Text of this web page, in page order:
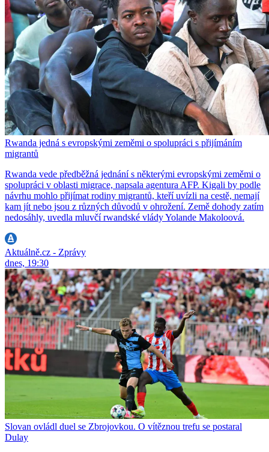
Rwanda jedná s evropskými zeměmi o spolupráci s přijímáním
migrantů
Rwanda vede předběžná jednání s některými evropskými zeměmi o
spolupráci v oblasti migrace, napsala agentura AFP. Kigali by podle
návrhu mohlo přijímat rodiny migrantů, kteří uvízli na cestě, nemají
kam jít nebo jsou z různých důvodů v ohrožení. Země dohody zatím
nedosáhly, uvedla mluvčí rwandské vlády Yolande Makoloová.
Aktuálně.cz - Zprávy
dnes, 19:30
Slovan ovládl duel se Zbrojovkou. O vítěznou trefu se postaral
Dulay